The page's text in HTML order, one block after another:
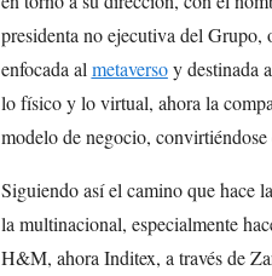
presidenta no ejecutiva del Grupo,
enfocada al metaversoy destinada
lo físico y lo virtual, ahora la
modelo de negocio,
Siguiendo así el camino que hace
la multinacional, especialmente
H&M, ahora Inditex, a través de